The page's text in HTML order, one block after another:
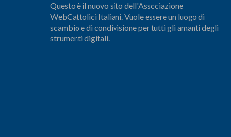
Questo è il nuovo sito dell'Associazione
WebCattolici Italiani. Vuole essere un luogo di
scambio e di condivisione per tutti gli amanti degli
strumenti digitali.